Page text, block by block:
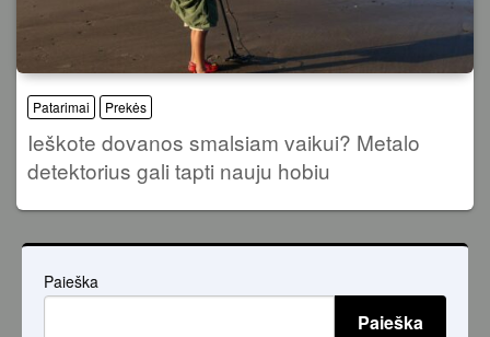
Patarimai Prekės
Ieškote dovanos smalsiam vaikui? Metalo
detektorius gali tapti nauju hobiu
Paieška
Paieška